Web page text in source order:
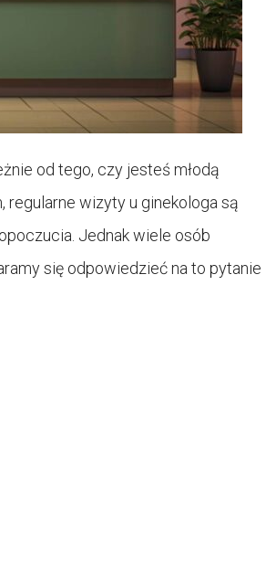
od tego, czy jesteś młodą
regularne wizyty u ginekologa są
Jednak wiele osób
się odpowiedzieć na to pytanie